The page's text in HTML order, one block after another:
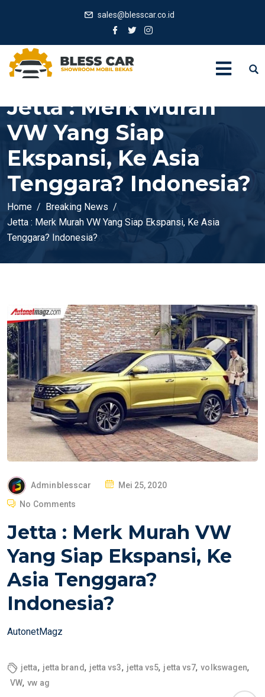
sales@blesscar.co.id
Jetta : Merk Murah
VW Yang Siap
Ekspansi, Ke Asia
Tenggara? Indonesia?
Home
Breaking News
Jetta : Merk Murah VW Yang Siap Ekspansi, Ke Asia
Tenggara? Indonesia?
Adminblesscar
P
T
D
O
Mei 25, 2020
No Comments
Jetta : Merk Murah VW
Yang Siap Ekspansi, Ke
Asia Tenggara?
Indonesia?
AutonetMagz
jetta, jetta brand, jetta vs3, jetta vs5, jetta vs7, volkswagen,
VW, vw ag